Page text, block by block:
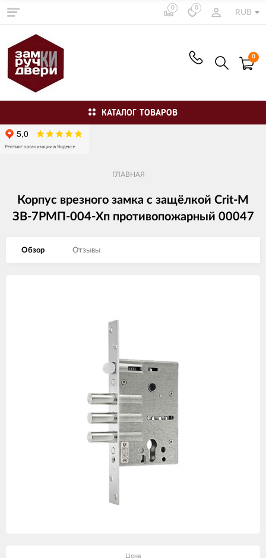
0 0
RUB
0
КАТАЛОГ ТОВАРОВ
ГЛАВНАЯ
Корпус врезного замка с защёлкой Crit-M
ЗВ-7РМП-004-Хп противопожарный 00047
Обзор Отзывы
Цена